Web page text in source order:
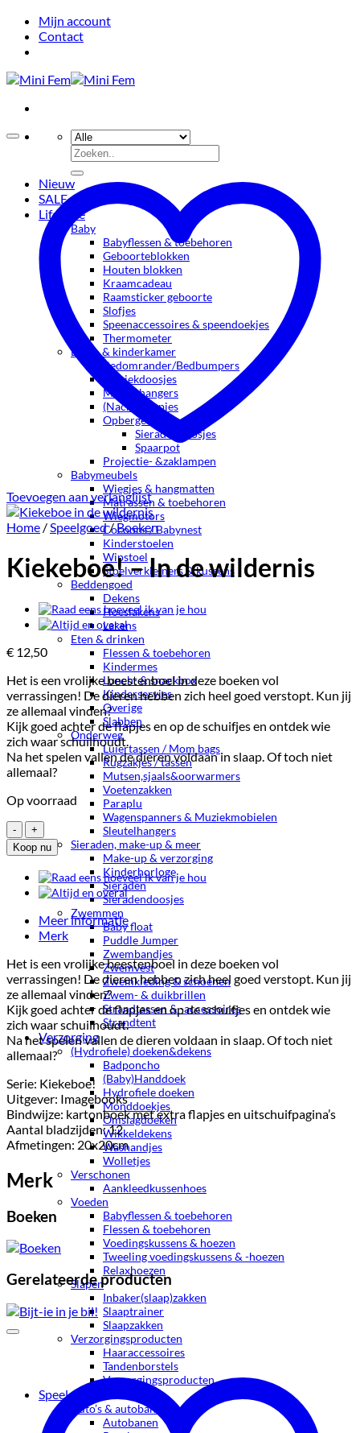
naar
inhoud
Mijn account
Contact
Zoeken
naar:
Nieuw
SALE
Lifestyle
Baby
Babyflessen & toebehoren
Geboorteblokken
Houten blokken
Kraamcadeau
Raamsticker geboorte
Slofjes
Speenaccessoires & speendoekjes
Thermometer
Baby- & kinderkamer
Bedomrander/Bedbumpers
Muziekdoosjes
Muziekhangers
(Nacht)lampjes
Opbergen
Sieradendoosjes
Spaarpot
Projectie- &zaklampen
Babymeubels
Wiegjes & hangmatten
Matrassen & toebehoren
Wiegmotors
Cocoons / Babynest
Kinderstoelen
Wipstoel
Stoelverkleiners & kussens
Beddengoed
Dekens
Hoeslakens
Lakens
Eten & drinken
Flessen & toebehoren
Kindermes
Lunch- & snackbox
Kinderservies
Overige
Slabben
Onderweg
Luiertassen / Mom bags
Rugzakjes / tassen
Mutsen,sjaals&oorwarmers
Voetenzakken
Paraplu
Wagenspanners & Muziekmobielen
Sleutelhangers
Sieraden, make-up & meer
Make-up & verzorging
Kinderhorloge
Sieraden
Sieradendoosjes
Zwemmen
Baby float
Puddle Jumper
Zwembandjes
Zwemvest
Zwemkleding & schoenen
Zwem- & duikbrillen
Strandtassen & -accessoires
Strandtent
Verzorging
(Hydrofiele) doeken&dekens
Badponcho
(Baby)Handdoek
Hydrofiele doeken
Monddoekjes
Omslagdoeken
Wikkeldekens
Washandjes
Wolletjes
Verschonen
Aankleedkussenhoes
Voeden
Babyflessen & toebehoren
Flessen & toebehoren
Voedingskussens & hoezen
Tweeling voedingskussens & -hoezen
Relaxhoezen
Slapen
Inbaker(slaap)zakken
Slaaptrainer
Slaapzakken
Verzorgingsproducten
Haaraccessoires
Tandenborstels
Verzorgingsproducten
Speelgoed
Auto’s & autobanen
Autobanen
Toevoegen aan verlanglijst
Home /Speelgoed/Boeken
Kiekeboe! – In de wildernis
€ 12,50
Het is een vrolijke beestenboel in deze boeken vol
verrassingen! De dieren hebben zich heel goed verstopt. Kun jij
ze allemaal vinden?
Kijk goed achter de flapjes en op de schuifjes en ontdek wie
zich waar schuilhoudt.
Na het spelen vallen de dieren voldaan in slaap. Of toch niet
allemaal?
Op voorraad
Kiekeboe!
-
In
de
wildernis
aantal
Koop nu
Meer informatie
Merk
Het is een vrolijke beestenboel in deze boeken vol
verrassingen! De dieren hebben zich heel goed verstopt. Kun jij
ze allemaal vinden?
Kijk goed achter de flapjes en op de schuifjes en ontdek wie
zich waar schuilhoudt.
Na het spelen vallen de dieren voldaan in slaap. Of toch niet
allemaal?
Serie: Kiekeboe!
Uitgever: Imagebooks
Bindwijze: kartonboek met extra flapjes en uitschuifpagina’s
Aantal bladzijden: 12
Afmetingen: 20x20cm
Merk
Boeken
Gerelateerde producten